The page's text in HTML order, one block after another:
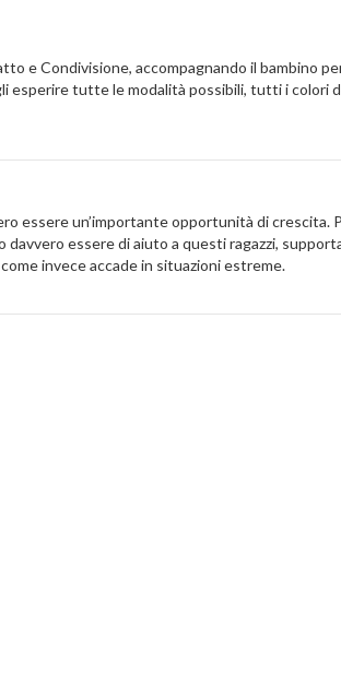
e Condivisione, accompagnando il bambino
esperire tutte le modalità possibili, tutti i colori
essere un’importante opportunità di crescita.
essere di aiuto a questi ragazzi,
invece accade in situazioni estreme.